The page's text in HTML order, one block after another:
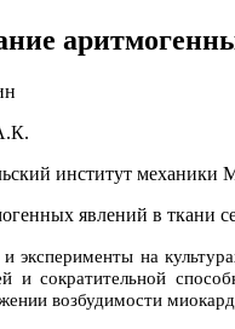
институт
эксперименты на
и сократительной
возбудимости